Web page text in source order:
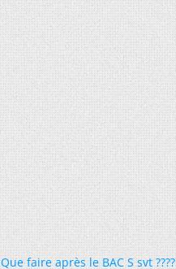
Que faire après le BAC S svt ????